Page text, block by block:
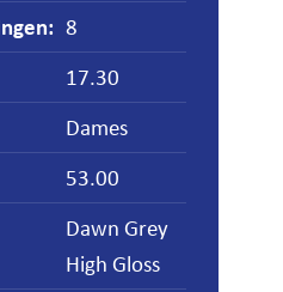
: 8
17.30
Dames
53.00
Dawn Grey
High Gloss